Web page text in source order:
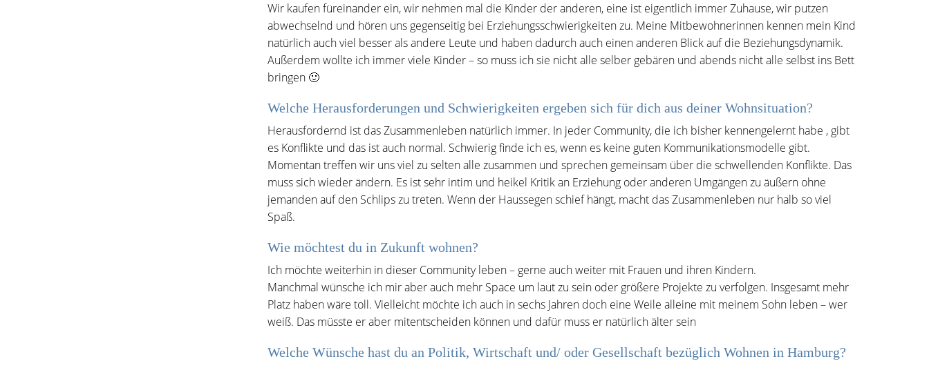
Wir kaufen füreinander ein, wir nehmen mal die Kinder der anderen, eine ist eigentlich immer Zuhause, wir putzen
abwechselnd und hören uns gegenseitig bei Erziehungsschwierigkeiten zu. Meine Mitbewohnerinnen kennen mein Kind
natürlich auch viel besser als andere Leute und haben dadurch auch einen anderen Blick auf die Beziehungsdynamik.
Außerdem wollte ich immer viele Kinder – so muss ich sie nicht alle selber gebären und abends nicht alle selbst ins Bett
bringen 🙂
Welche Herausforderungen und Schwierigkeiten ergeben sich für dich aus deiner Wohnsituation?
Herausfordernd ist das Zusammenleben natürlich immer. In jeder Community, die ich bisher kennengelernt habe , gibt
es Konflikte und das ist auch normal. Schwierig finde ich es, wenn es keine guten Kommunikationsmodelle gibt.
Momentan treffen wir uns viel zu selten alle zusammen und sprechen gemeinsam über die schwellenden Konflikte. Das
muss sich wieder ändern. Es ist sehr intim und heikel Kritik an Erziehung oder anderen Umgängen zu äußern ohne
jemanden auf den Schlips zu treten. Wenn der Haussegen schief hängt, macht das Zusammenleben nur halb so viel
Spaß.
Wie möchtest du in Zukunft wohnen?
Ich möchte weiterhin in dieser Community leben – gerne auch weiter mit Frauen und ihren Kindern.
Manchmal wünsche ich mir aber auch mehr Space um laut zu sein oder größere Projekte zu verfolgen. Insgesamt mehr
Platz haben wäre toll. Vielleicht möchte ich auch in sechs Jahren doch eine Weile alleine mit meinem Sohn leben – wer
weiß. Das müsste er aber mitentscheiden können und dafür muss er natürlich älter sein
Welche Wünsche hast du an Politik, Wirtschaft und/ oder Gesellschaft bezüglich Wohnen in Hamburg?